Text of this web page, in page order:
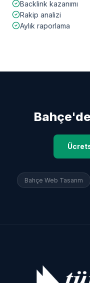
Backlink kazanımı
Rakip analizi
Aylık raporlama
Bahçe
Bahçe Web Tasarım